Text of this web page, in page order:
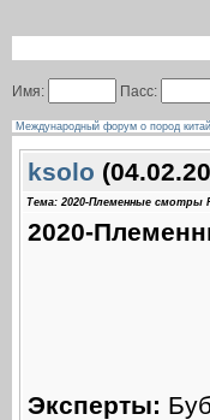
Имя: Пасс:
Международный форум о пород
ksolo
Тема: 2020-Племенные смотры
2020-
Эксперты: